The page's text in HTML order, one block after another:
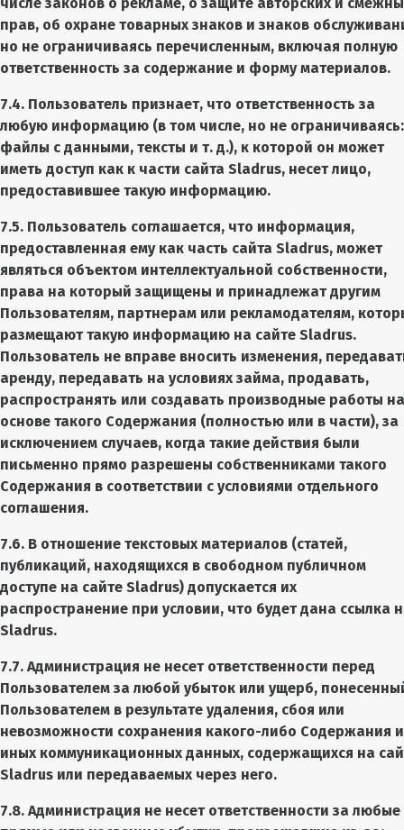
прав, об охране товарных знаков и знаков
но не ограничиваясь перечисленным, включая полную
ответственность за содержание и форму материалов.
7.4. Пользователь признает, что ответственность за
любую информацию (в том числе, но не ограничиваясь:
файлы с данными, тексты и т. д.), к которой он может
иметь доступ как к части сайта Sladrus, несет лицо,
предоставившее такую информацию.
7.5. Пользователь соглашается, что информация,
предоставленная ему как часть сайта Sladrus, может
являться объектом интеллектуальной собственности,
права на который защищены и принадлежат другим
Пользователям, партнерам или рекламодателям,
размещают такую информацию на сайте Sladrus.
Пользователь не вправе вносить изменения,
аренду, передавать на условиях займа, продавать,
распространять или создавать производные работы на
основе такого Содержания (полностью или в части), за
исключением случаев, когда такие действия были
письменно прямо разрешены собственниками такого
Содержания в соответствии с условиями отдельного
соглашения.
7.6. В отношение текстовых материалов (статей,
публикаций, находящихся в свободном публичном
доступе на сайте Sladrus) допускается их
распространение при условии, что будет дана ссылка
Sladrus.
7.7. Администрация не несет ответственности перед
Пользователем за любой убыток или ущерб,
Пользователем в результате удаления, сбоя или
невозможности сохранения какого-либо Содержания и
иных коммуникационных данных, содержащихся на
Sladrus или передаваемых через него.
7.8. Администрация не несет ответственности за любые